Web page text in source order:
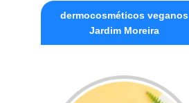
dermocosméticos veganos
Jardim Moreira